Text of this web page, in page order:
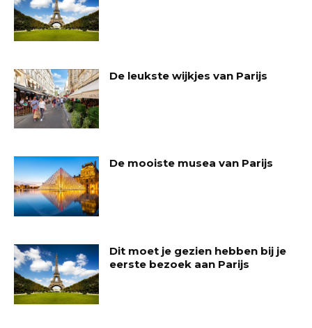
De leukste wijkjes van Parijs
De mooiste musea van Parijs
Dit moet je gezien hebben bij je
eerste bezoek aan Parijs